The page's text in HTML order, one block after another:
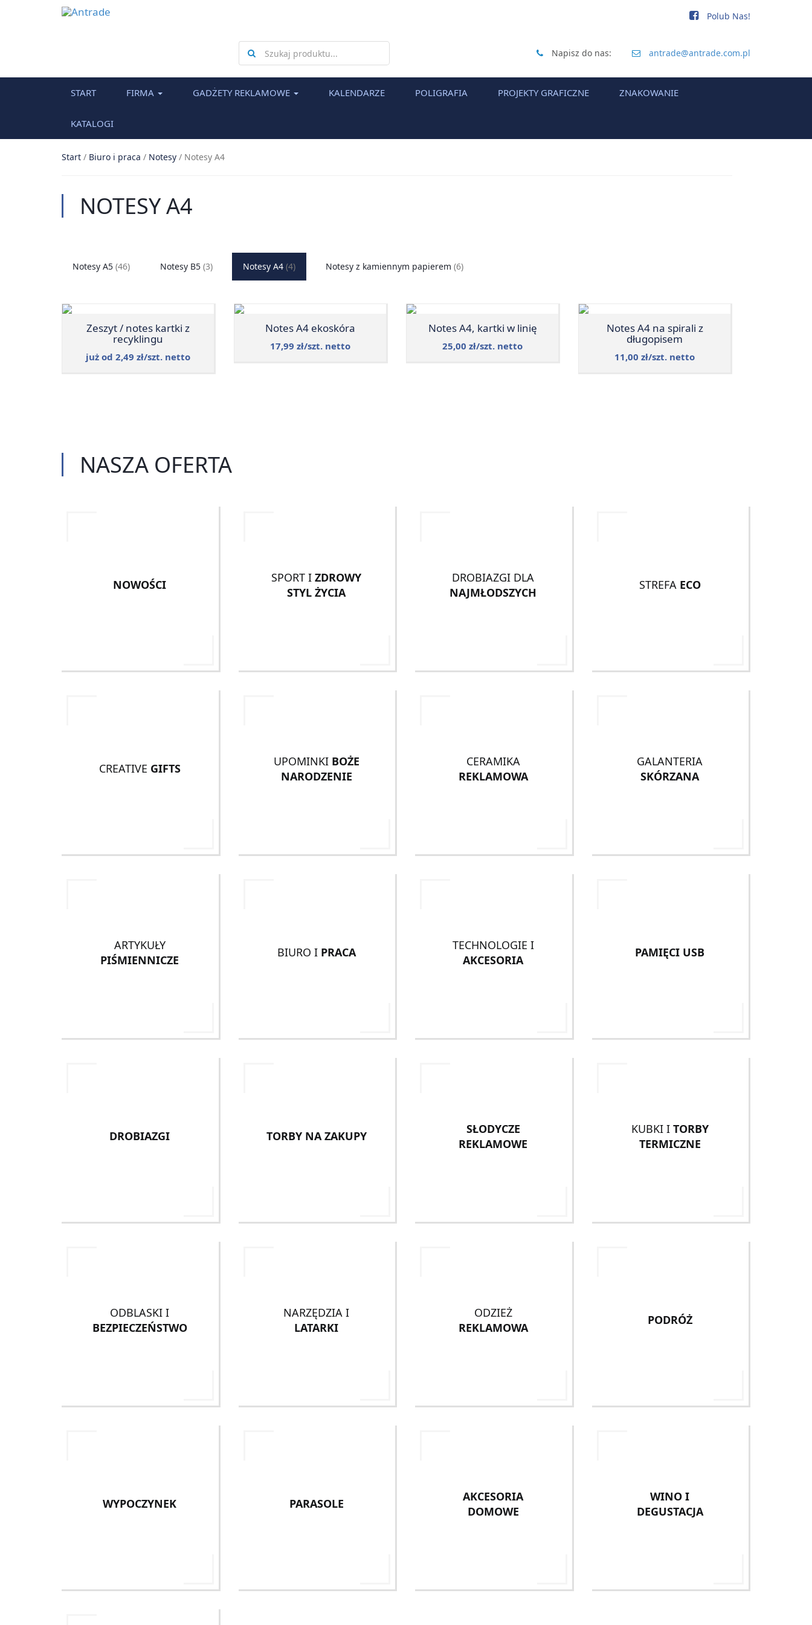
Search
for
Napisz do nas: antrade@antrade.com.pl
Polub Nas!
START FIRMA GADŻETY REKLAMOWE KALENDARZE POLIGRAFIA PROJEKTY GRAFICZNE ZNAKOWANIE
KATALOGI
Start / Biuro i praca / Notesy / Notesy A4
NOTESY A4
Notesy A5 (46) Notesy B5 (3) Notesy A4 (4) Notesy z kamiennym papierem (6)
Zeszyt / notes kartki z
recyklingu
już od 2,49 zł/szt. netto
Notes A4 ekoskóra
17,99 zł/szt. netto
Notes A4, kartki w linię
25,00 zł/szt. netto
Notes A4 na spirali z
długopisem
11,00 zł/szt. netto
NASZA OFERTA
NOWOŚCI SPORT IZDROWY
STYL ŻYCIA
DROBIAZGI DLA
NAJMŁODSZYCH
STREFA ECO
CREATIVE GIFTS UPOMINKI BOŻE
NARODZENIE
CERAMIKA
REKLAMOWA
GALANTERIA
SKÓRZANA
ARTYKUŁY
PIŚMIENNICZE
BIURO I PRACA
TECHNOLOGIE I
AKCESORIA
PAMIĘCI USB
DROBIAZGI TORBY NA ZAKUPY
SŁODYCZE
REKLAMOWE
KUBKI I TORBY
TERMICZNE
ODBLASKI I
BEZPIECZEŃSTWO
NARZĘDZIA I
LATARKI
ODZIEŻ
REKLAMOWA
PODRÓŻ
WYPOCZYNEK PARASOLE
AKCESORIA
DOMOWE
WINO I
DEGUSTACJA